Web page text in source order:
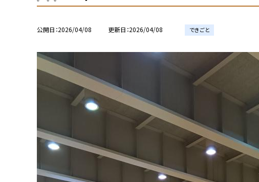
公開日 2026/04/08 更新日 2026/04/08 できごと